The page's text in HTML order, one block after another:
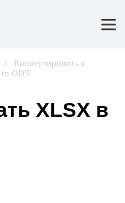
/
Конвертировать в
to ODS
XLSX в